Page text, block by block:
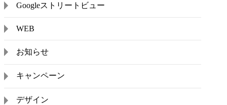
Googleストリートビュー
WEB
お知らせ
キャンペーン
デザイン